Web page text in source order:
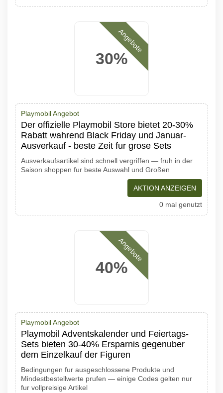
30%
Angebote
Playmobil Angebot
Der offizielle Playmobil Store bietet 20-30%
Rabatt wahrend Black Friday und Januar-
Ausverkauf - beste Zeit fur grose Sets
Ausverkaufsartikel sind schnell vergriffen — fruh in der
Saison shoppen fur beste Auswahl und Großen
AKTION ANZEIGEN
0 mal genutzt
40%
Angebote
Playmobil Angebot
Playmobil Adventskalender und Feiertags-
Sets bieten 30-40% Ersparnis gegenuber
dem Einzelkauf der Figuren
Bedingungen fur ausgeschlossene Produkte und
Mindestbestellwerte prufen — einige Codes gelten nur
fur vollpreisige Artikel